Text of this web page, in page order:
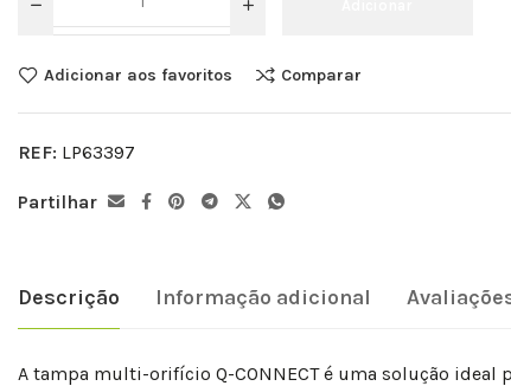
Adicionar aos favoritos Comparar
REF: LP63397
Partilhar
Descrição Informação adicional
A tampa multi-orifício Q-CONNECT é uma solução